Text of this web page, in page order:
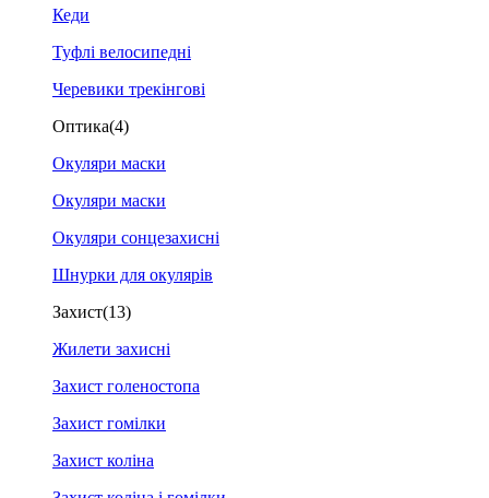
Кеди
Туфлі велосипедні
Черевики трекінгові
Оптика(4)
Окуляри маски
Окуляри маски
Окуляри сонцезахисні
Шнурки для окулярів
Захист(13)
Жилети захисні
Захист голеностопа
Захист гомілки
Захист коліна